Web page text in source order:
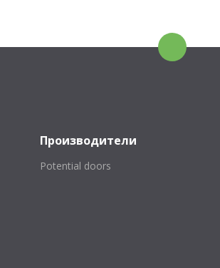
Производители
Potential doors